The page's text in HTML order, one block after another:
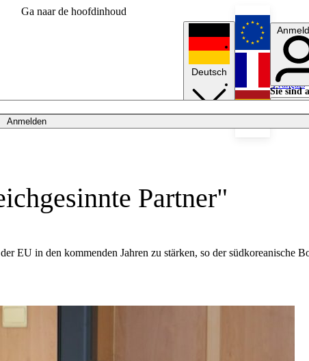
Ga naar de hoofdinhoud
Anmelden
Deutsch
English
Français
Sie sind
Licht aus
Partner"
EU in den kommenden Jahren zu stärken, so der südkoreanische